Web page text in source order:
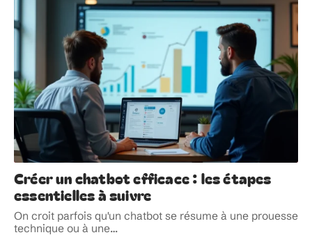
Créer un chatbot efficace : les étapes
essentielles à suivre
On croit parfois qu'un chatbot se résume à une prouesse
technique ou à une…